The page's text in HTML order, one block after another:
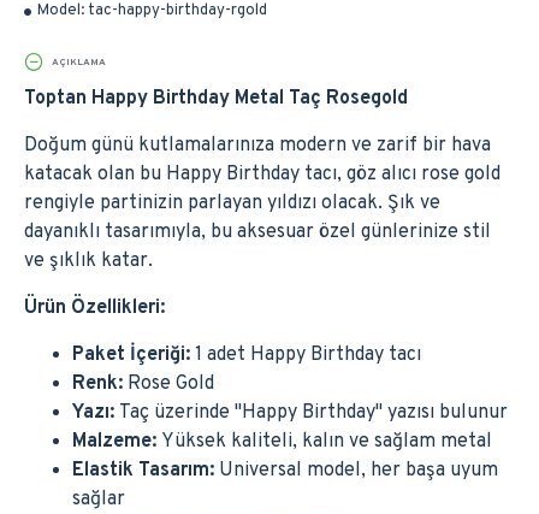
Model: tac-happy-birthday-rgold
AÇIKLAMA
Toptan Happy Birthday Metal Taç Rosegold
Doğum günü kutlamalarınıza modern ve zarif bir hava
katacak olan bu Happy Birthday tacı, göz alıcı rose gold
rengiyle partinizin parlayan yıldızı olacak. Şık ve
dayanıklı tasarımıyla, bu aksesuar özel günlerinize stil
ve şıklık katar.
Ürün Özellikleri:
Paket İçeriği: 1 adet Happy Birthday tacı
Renk: Rose Gold
Yazı: Taç üzerinde "Happy Birthday" yazısı bulunur
Malzeme: Yüksek kaliteli, kalın ve sağlam metal
Elastik Tasarım: Universal model, her başa uyum
sağlar